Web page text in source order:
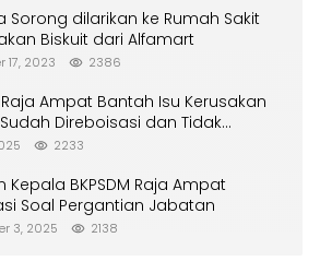
Sorong dilarikan ke Rumah Sakit
Usai Makan Biskuit dari Alfamart
17, 2023 2386
Ampat Bantah Isu Kerusakan
Direboisasi dan Tidak
Lingkungan”
2233
Kepala BKPSDM Raja Ampat
Soal Pergantian Jabatan
3, 2025 2138